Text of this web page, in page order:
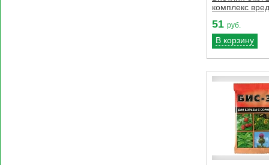
комплекс
51 руб.
В корзину